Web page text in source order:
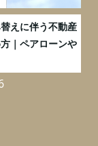
えに伴う不動産
｜ペアローンや